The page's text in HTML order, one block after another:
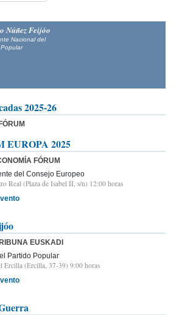
Núñez Feijóo
Nacional del
2025-26
EUROPA 2025
FÓRUM
del Consejo Europeo
Real (Plaza de Isabel II, s/n) 12:00 horas
EUSKADI
Partido Popular
Ercilla (Ercilla, 37-39) 9:00 horas